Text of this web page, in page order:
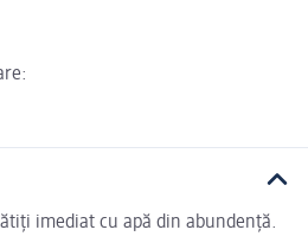
imediat cu apă din abundență.